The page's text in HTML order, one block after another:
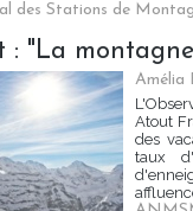
des Stations de
: "La
Amélia
Atout
des
taux